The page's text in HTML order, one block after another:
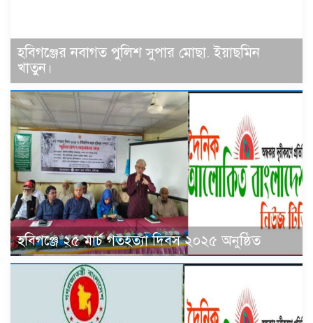
হবিগঞ্জের নবাগত পুলিশ সুপার মোছা. ইয়াছমিন
খাতুন।
হবিগঞ্জে ২৫ মার্চ গতহত্যা দিবস ২০২৫ অনুষ্ঠিত